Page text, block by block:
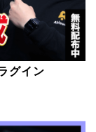
グイン